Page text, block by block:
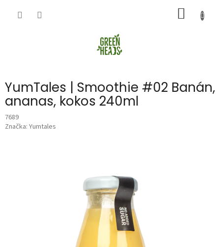
KOŠÍK
YumTales | Smoothie #02 Banán,
ananas, kokos 240ml
7689
Značka: Yumtales